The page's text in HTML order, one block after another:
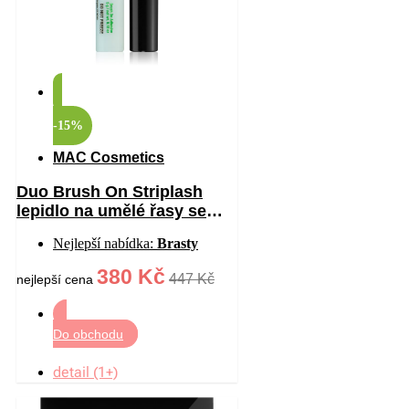
-15%
MAC Cosmetics
Duo Brush On Striplash
lepidlo na umělé řasy se
White/Clear 5 g
Nejlepší nabídka: Brasty
nejlepší cena 380 Kč 447 Kč
Do obchodu
detail (1+)